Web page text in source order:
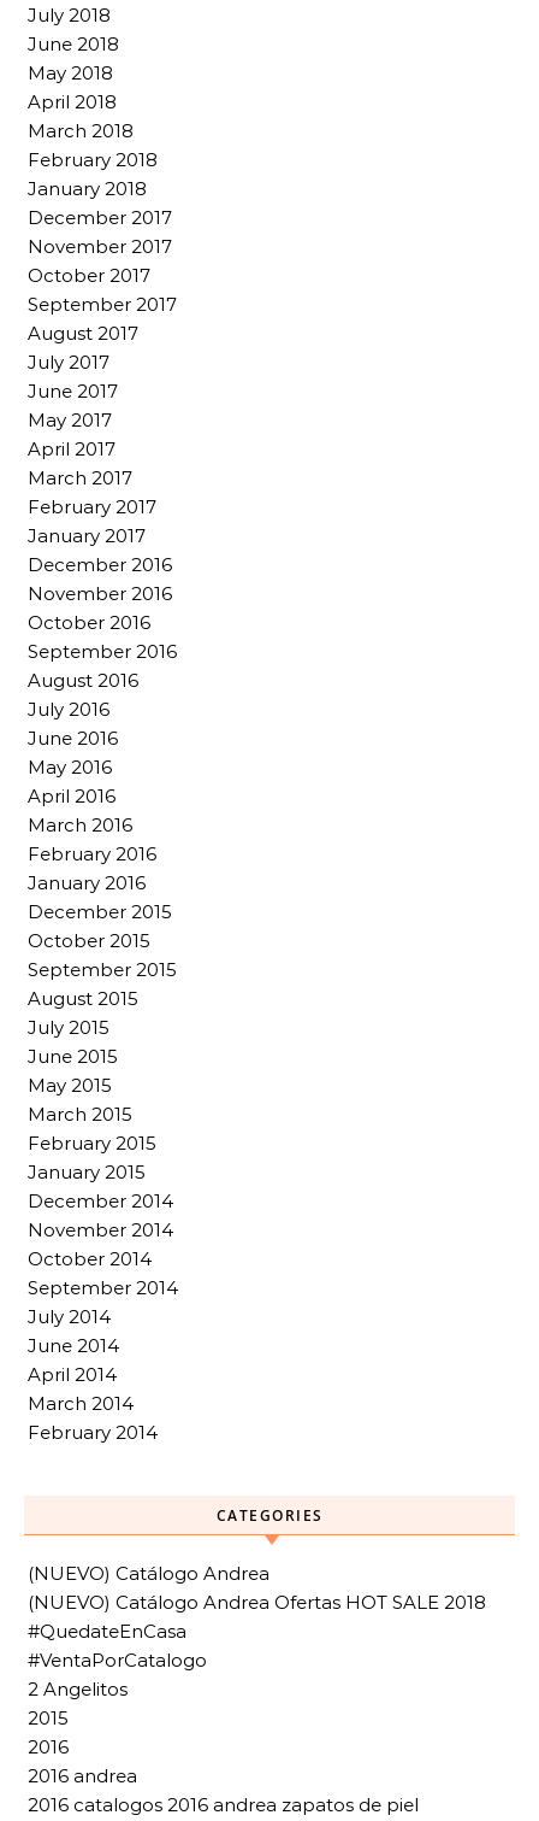
July 2018
June 2018
May 2018
April 2018
March 2018
February 2018
January 2018
December 2017
November 2017
October 2017
September 2017
August 2017
July 2017
June 2017
May 2017
April 2017
March 2017
February 2017
January 2017
December 2016
November 2016
October 2016
September 2016
August 2016
July 2016
June 2016
May 2016
April 2016
March 2016
February 2016
January 2016
December 2015
October 2015
September 2015
August 2015
July 2015
June 2015
May 2015
March 2015
February 2015
January 2015
December 2014
November 2014
October 2014
September 2014
July 2014
June 2014
April 2014
March 2014
February 2014
CATEGORIES
(NUEVO) Catálogo Andrea
(NUEVO) Catálogo Andrea Ofertas HOT SALE 2018
#QuedateEnCasa
#VentaPorCatalogo
2 Angelitos
2015
2016
2016 andrea
2016 catalogos 2016 andrea zapatos de piel